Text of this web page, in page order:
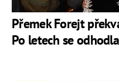
Přemek Forejt
Po letech se